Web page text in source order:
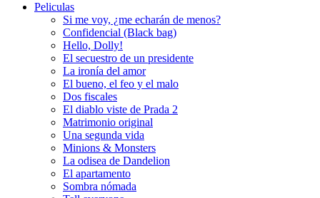
Peliculas
Si me voy, ¿me echarán de menos?
Confidencial (Black bag)
Hello, Dolly!
El secuestro de un presidente
La ironía del amor
El bueno, el feo y el malo
Dos fiscales
El diablo viste de Prada 2
Matrimonio original
Una segunda vida
Minions & Monsters
La odisea de Dandelion
El apartamento
Sombra nómada